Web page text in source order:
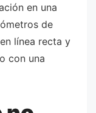
en una
de
línea recta y
con una